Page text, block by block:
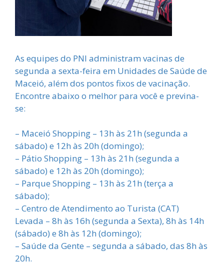
As equipes do PNI administram vacinas de
segunda a sexta-feira em Unidades de Saúde de
Maceió, além dos pontos fixos de vacinação.
Encontre abaixo o melhor para você e previna-
se:
– Maceió Shopping – 13h às 21h (segunda a
sábado) e 12h às 20h (domingo);
– Pátio Shopping – 13h às 21h (segunda a
sábado) e 12h às 20h (domingo);
– Parque Shopping – 13h às 21h (terça a
sábado);
– Centro de Atendimento ao Turista (CAT)
Levada – 8h às 16h (segunda a Sexta), 8h às 14h
(sábado) e 8h às 12h (domingo);
– Saúde da Gente – segunda a sábado, das 8h às
20h.